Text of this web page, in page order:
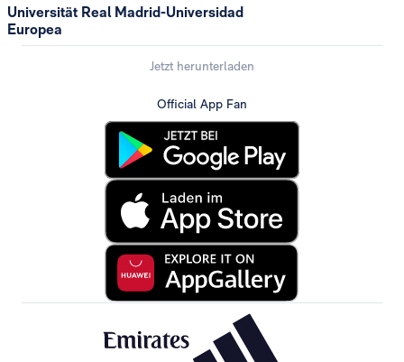
Universität Real Madrid-Universidad
Europea
Jetzt herunterladen
Official App Fan